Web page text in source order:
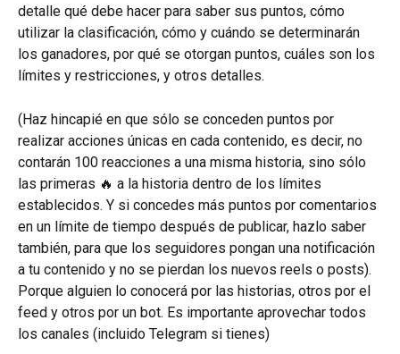
detalle qué debe hacer para saber sus puntos, cómo
utilizar la clasificación, cómo y cuándo se determinarán
los ganadores, por qué se otorgan puntos, cuáles son los
límites y restricciones, y otros detalles.
(Haz hincapié en que sólo se conceden puntos por
realizar acciones únicas en cada contenido, es decir, no
contarán 100 reacciones a una misma historia, sino sólo
las primeras 🔥 a la historia dentro de los límites
establecidos. Y si concedes más puntos por comentarios
en un límite de tiempo después de publicar, hazlo saber
también, para que los seguidores pongan una notificación
a tu contenido y no se pierdan los nuevos reels o posts).
Porque alguien lo conocerá por las historias, otros por el
feed y otros por un bot. Es importante aprovechar todos
los canales (incluido Telegram si tienes)